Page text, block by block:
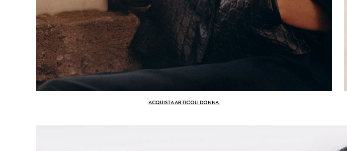
ACQUISTA ARTICOLI DONNA